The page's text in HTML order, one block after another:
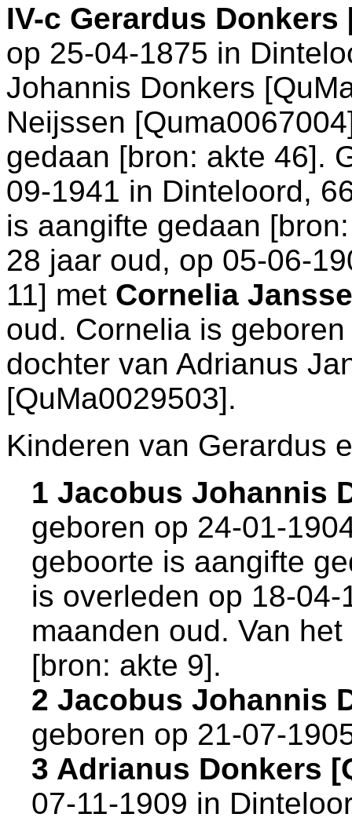
IV-c Gerardus Donkers
op 25-04-1875 in
Johannis Donkers
Neijssen
gedaan [bron: akte 46].
09-1941 in Dinteloord,
is aangifte gedaan [
28 jaar oud, op 05-06-
11] met Cornelia
oud. Cornelia is
dochter van Adrianus
[QuMa0029503].
Kinderen van Gerardus
1 Jacobus Johannis
geboren op 24-01-
geboorte is aangifte
is overleden op 18-
maanden oud. Van
[bron: akte 9].
2 Jacobus Johannis
geboren op 21-07-
3 Adrianus Donkers
07-11-1909 in